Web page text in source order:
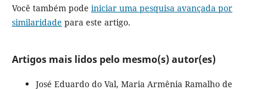
Você também pode iniciar uma pesquisa avançada por
similaridade para este artigo.
Artigos mais lidos pelo mesmo(s) autor(es)
José Eduardo do Val, Maria Armênia Ramalho de